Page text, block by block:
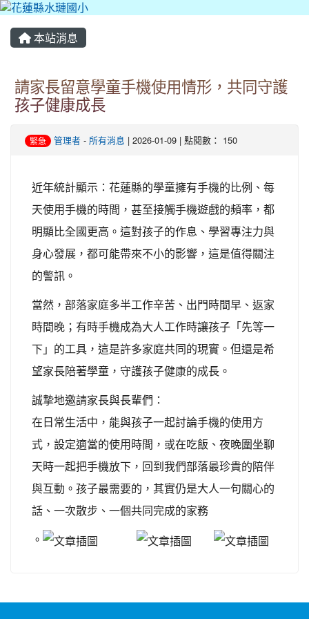
本站消息
請家長留意學童手機使用情形，共同守護
孩子健康成長
緊急 管理者 - 所有消息 | 2026-01-09 | 點閱數： 150
近年統計顯示：花蓮縣的學童擁有手機的比例、每
天使用手機的時間，甚至接觸手機遊戲的頻率，都
明顯比全國更高。這對孩子的作息、學習專注力與
身心發展，都可能帶來不小的影響，這是值得關注
的警訊。
當然，部落家庭多半工作辛苦、出門時間早、返家
時間晚；有時手機成為大人工作時讓孩子「先等一
下」的工具，這是許多家庭共同的現實。但還是希
望家長陪著學童，守護孩子健康的成長。
誠摯地邀請家長與長輩們：
在日常生活中，能與孩子一起討論手機的使用方
式，設定適當的使用時間，或在吃飯、夜晚圍坐聊
天時一起把手機放下，回到我們部落最珍貴的陪伴
與互動。孩子最需要的，其實仍是大人一句關心的
話、一次散步、一個共同完成的家務
。